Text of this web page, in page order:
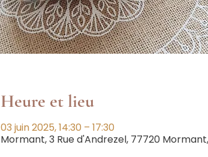
Heure et lieu
03 juin 2025, 14:30 – 17:30
Mormant, 3 Rue d'Andrezel, 77720